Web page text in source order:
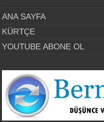
ANA SAYFA
KÜRTÇE
YOUTUBE ABONE OL